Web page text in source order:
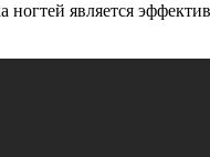
является